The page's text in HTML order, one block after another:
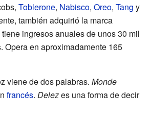
Toblerone, Nabisco, Oreo, Tang y
también adquirió la marca
ingresos anuales de unos 30 mil
Opera en aproximadamente 165
viene de dos palabras. Monde
francés. Delezes una forma de decir